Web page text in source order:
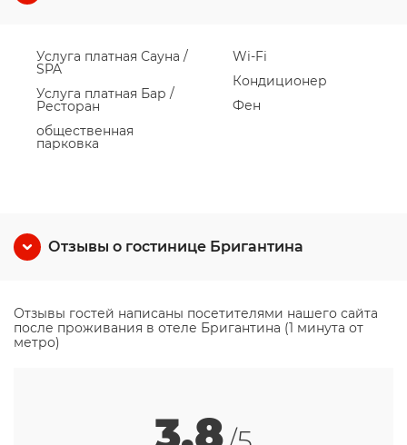
Услуга платная Сауна /
SPA
Услуга платная Бар /
Ресторан
общественная
парковка
Wi-Fi
Кондиционер
Фен
Отзывы о гостинице Бригантина
Отзывы гостей написаны посетителями нашего сайта
после проживания в отеле Бригантина (1 минута от
метро)